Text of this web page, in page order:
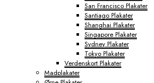
San Francisco Plakater
Santiago Plakater
Shanghai Plakater
Singapore Plakater
Sydney Plakater
Tokyo Plakater
Verdenskort Plakater
Madplakater